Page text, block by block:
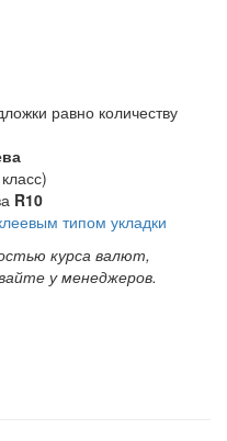
равно количеству
R10
типом укладки
курса валют,
у менеджеров.